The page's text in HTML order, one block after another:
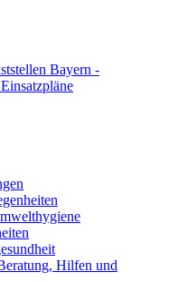
Bayern -
Hilfen und